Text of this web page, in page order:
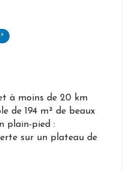
à moins de 20 km
de 194 m² de beaux
plain-pied :
sur un plateau de